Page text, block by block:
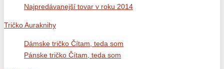
Najpredávanejší tovar v roku 2014
Tričko Auraknihy
Dámske tričko Čítam, teda som
Pánske tričko Čítam, teda som